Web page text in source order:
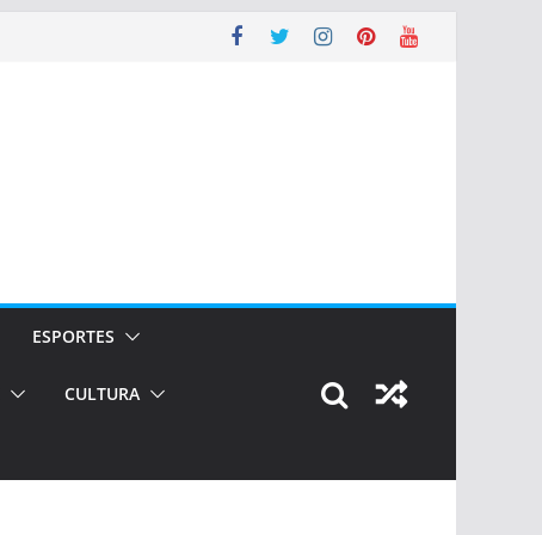
ESPORTES
CULTURA